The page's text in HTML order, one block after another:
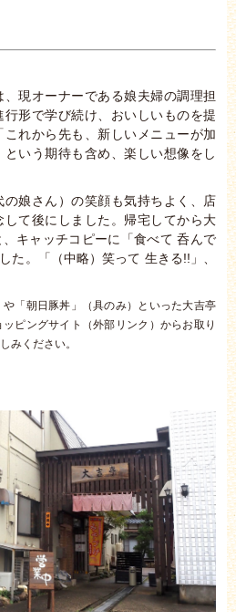
現オーナーである娘夫婦の調理担
形で学び続け、おいしいものを提
れから先も、新しいメニューが加
いう期待も含め、楽しい想像をし
娘さん）の笑顔も気持ちよく、店
て後にしました。帰宅してから大
キャッチコピーに「食べて 呑んで
た。「（中略）笑って 生きる!!」、
「朝日豚丼」（具のみ）といった大吉亭
ピングサイト（外部リンク）からお取り
みください。